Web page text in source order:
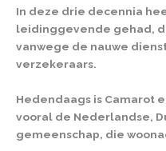
In deze drie decennia
leidinggevende gehad,
vanwege de nauwe
verzekeraars.
Hedendaags is Camarot
vooral de Nederlandse,
gemeenschap, die